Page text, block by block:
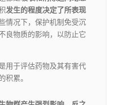
发生的程度决定了所表现
情况下，保护机制免受沉
良物质的影响，以防止它
用于评估药物及其有害代
积累。